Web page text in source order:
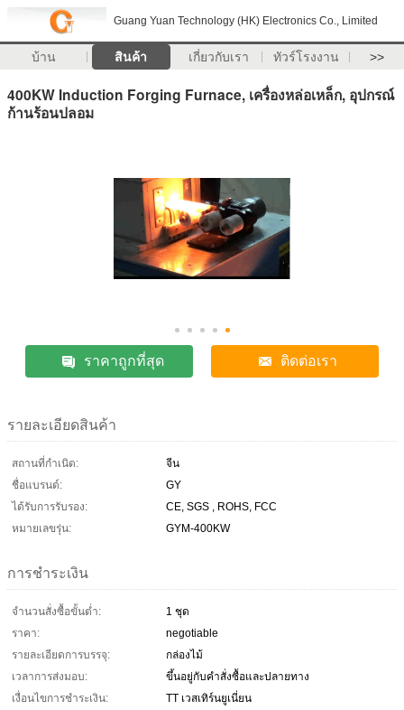
Guang Yuan Technology (HK) Electronics Co., Limited
บ้าน สินค้า เกี่ยวกับเรา ทัวร์โรงงาน >>
400KW Induction Forging Furnace, เครื่องหล่อเหล็ก, อุปกรณ์
ก้านร้อนปลอม
ราคาถูกที่สุด ติดต่อเรา
รายละเอียดสินค้า
สถานที่กำเนิด:
จีน
ชื่อแบรนด์:
GY
ได้รับการรับรอง:
CE, SGS , ROHS, FCC
หมายเลขรุ่น:
GYM-400KW
การชำระเงิน
จำนวนสั่งซื้อขั้นต่ำ:
1 ชุด
ราคา:
negotiable
รายละเอียดการบรรจุ:
กล่องไม้
เวลาการส่งมอบ:
ขึ้นอยู่กับคำสั่งซื้อและปลายทาง
เงื่อนไขการชำระเงิน:
TT เวสเทิร์นยูเนี่ยน